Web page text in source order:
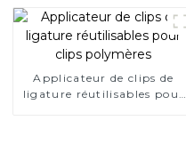
NLC-CM
Applicateur de clips de
ligature réutilisables pour